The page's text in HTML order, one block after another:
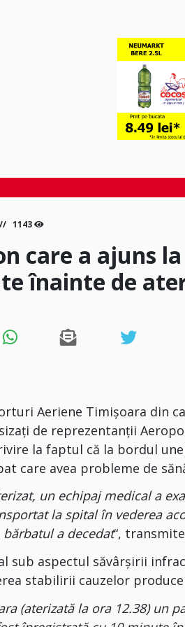
1143
care a ajuns
înainte de
Aeriene Timișoara din
de reprezentanții
la faptul că la bordul
care avea probleme de
un echipaj medical a
la spital în vederea
a decedat“,
sub aspectul săvârșirii
stabilirii cauzelor
(aterizată la ora 12.38) un